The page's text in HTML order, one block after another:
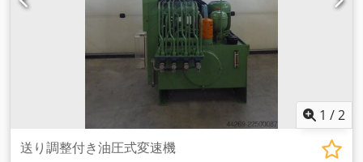
1 /2
送り調整付き油圧式変速機